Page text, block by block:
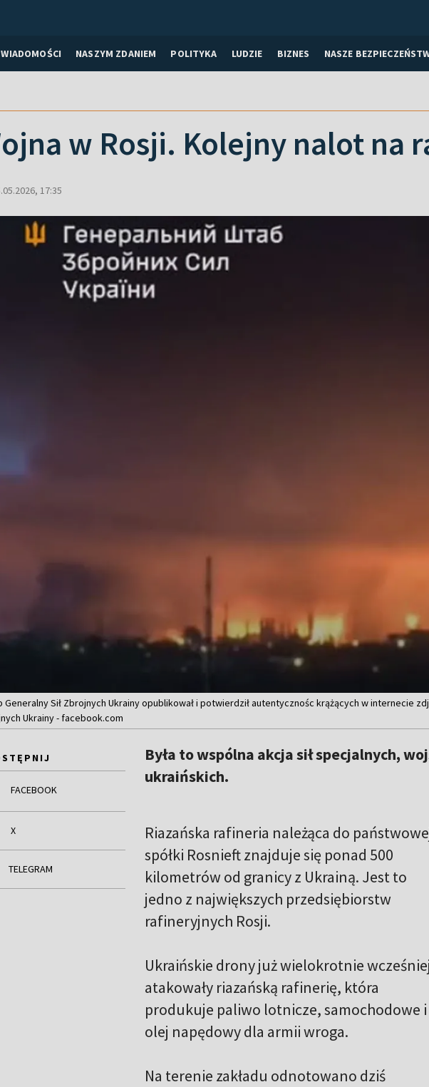
WIADOMOŚCI NASZYM ZDANIEM POLITYKA LUDZIE BIZNES NASZE
w Rosji. Kolejny nalot na
17:35
Generalny Sił Zbrojnych Ukrainy opublikował i potwierdził autentycznośc krążących w internecie
Ukrainy - facebook.com
FACEBOOK
X
TELEGRAM
Była to wspólna akcja sił specjalnych,
ukraińskich.
Riazańska rafineria należąca do
spółki Rosnieft znajduje się ponad 500
kilometrów od granicy z Ukrainą. Jest to
jedno z największych przedsiębiorstw
rafineryjnych Rosji.
Ukraińskie drony już wielokrotnie wcześniej
atakowały riazańską rafinerię, która
produkuje paliwo lotnicze, samochodowe i
olej napędowy dla armii wroga.
Na terenie zakładu odnotowano dziś